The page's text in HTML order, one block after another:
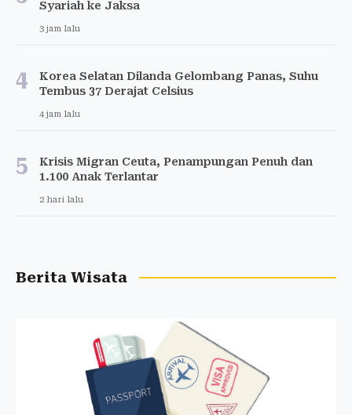
Syariah ke Jaksa
3 jam lalu
4
Korea Selatan Dilanda Gelombang Panas, Suhu
Tembus 37 Derajat Celsius
4 jam lalu
5
Krisis Migran Ceuta, Penampungan Penuh dan
1.100 Anak Terlantar
2 hari lalu
Berita Wisata